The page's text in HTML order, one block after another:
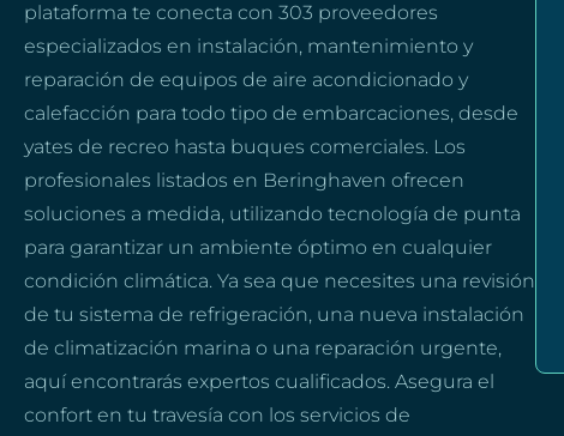
plataforma te conecta con 303 proveedores
especializados en instalación, mantenimiento y
reparación de equipos de aire acondicionado y
calefacción para todo tipo de embarcaciones, desde
yates de recreo hasta buques comerciales. Los
profesionales listados en Beringhaven ofrecen
soluciones a medida, utilizando tecnología de punta
para garantizar un ambiente óptimo en cualquier
condición climática. Ya sea que necesites una revisión
de tu sistema de refrigeración, una nueva instalación
de climatización marina o una reparación urgente,
aquí encontrarás expertos cualificados. Asegura el
confort en tu travesía con los servicios de